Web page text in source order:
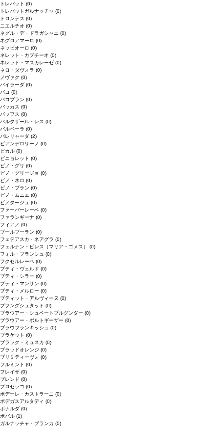
トレパット (0)
トレパットガルナッチャ (0)
トロンテス (0)
ニエルチオ (0)
ネグル・デ・ドラガシャニ (0)
ネグロアマーロ (0)
ネッビオーロ (0)
ネレット・カプチーオ (0)
ネレット・マスカレーゼ (0)
ネロ・ダヴォラ (0)
ノヴァク (0)
バイラーダ (0)
バコ (0)
バコブラン (0)
バッカス (0)
バッフス (0)
バルタザール・レス (0)
バルベーラ (0)
パレリャーダ (2)
ピアンデロリーノ (0)
ビカル (0)
ピニョレット (0)
ピノ・グリ (0)
ピノ・グリージョ (0)
ピノ・ネロ (0)
ピノ・ブラン (0)
ピノ・ムニエ (0)
ピノタージュ (0)
ファーバーレーベ (0)
ファランギーナ (0)
フィアノ (0)
ブールブーラン (0)
フェテアスカ・ネアグラ (0)
フェルナン・ピレス（マリア・ゴメス） (0)
フォル・ブランシュ (0)
フクセルレーベ (0)
プティ・ヴェルド (0)
プティ・シラー (0)
プティ・マンサン (0)
プティ・メルロー (0)
プティット・アルヴィーヌ (0)
プフングシュタット (0)
ブラウアー・シュペートブルグンダー (0)
ブラウアー・ポルトギーザー (0)
ブラウフランキッシュ (0)
ブラケット (0)
ブラック・ミュスカ (0)
ブラッドオレンジ (0)
プリミティーヴォ (0)
フルミント (0)
フレイザ (0)
ブレンド (0)
プロセッコ (0)
ポデーレ・カストラーニ (0)
ボデガスアルタディ (0)
ボナルダ (0)
ボバル (1)
ガルナッチャ・ブランカ (0)